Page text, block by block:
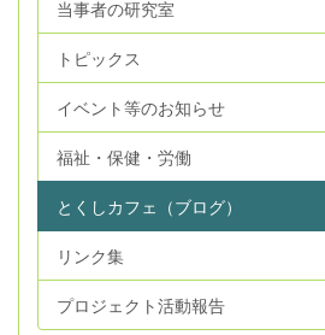
当事者の研究室
トピックス
イベント等のお知らせ
福祉・保健・労働
とくしカフェ（ブログ）
リンク集
プロジェクト活動報告